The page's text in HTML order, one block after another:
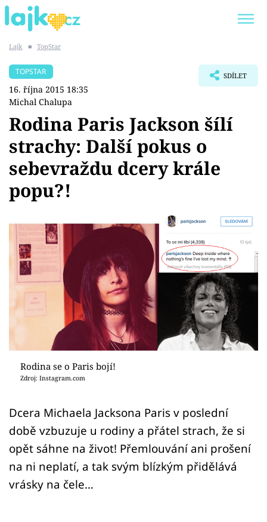
SHOPAHOLICADEL
Témata
Showbyznys
Virály
Sex a vztahy
Videa
Sledujte prima+
Přihlášení
Sledujte nás
Lajk ■ TopStar
TOPSTAR
16. října 2015 18:35
Michal Chalupa
SDÍLET
Rodina Paris Jackson šílí
strachy: Další pokus o
sebevraždu dcery krále
popu?!
Rodina se o Paris bojí!
Zdroj: Instagram.com
Dcera Michaela Jacksona Paris v poslední
době vzbuzuje u rodiny a přátel strach, že si
opět sáhne na život! Přemlouvání ani prošení
na ni neplatí, a tak svým blízkým přidělává
vrásky na čele…